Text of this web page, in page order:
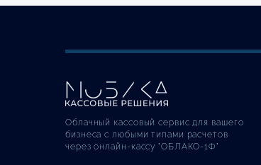
Облачный кассовый сервис для вашего
бизнеса с любыми типами расчетов
через онлайн-кассу "ОБЛАКО-1Ф"